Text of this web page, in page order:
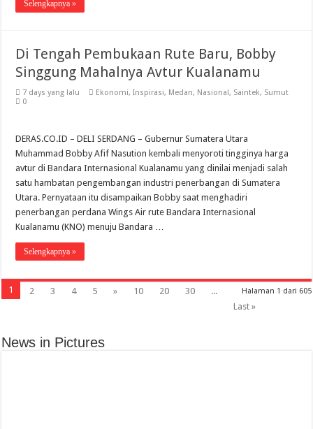
Selengkapnya »
Di Tengah Pembukaan Rute Baru, Bobby
Singgung Mahalnya Avtur Kualanamu
7 days yang lalu Ekonomi,Inspirasi, Medan, Nasional, Saintek, Sumut
0
DERAS.CO.ID – DELI SERDANG – Gubernur Sumatera Utara
Muhammad Bobby Afif Nasution kembali menyoroti tingginya harga
avtur di Bandara Internasional Kualanamu yang dinilai menjadi salah
satu hambatan pengembangan industri penerbangan di Sumatera
Utara. Pernyataan itu disampaikan Bobby saat menghadiri
penerbangan perdana Wings Air rute Bandara Internasional
Kualanamu (KNO) menuju Bandara …
Selengkapnya »
Halaman 1 dari 605
1 2 3 4 5 » 10 20 30
...
Last »
News in Pictures